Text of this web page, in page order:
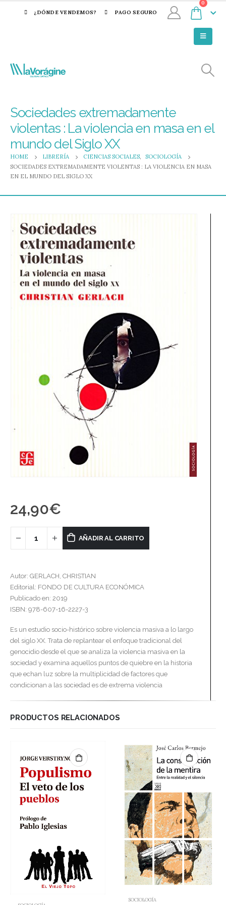
¿DÓNDE VENDEMOS? PAGO SEGURO
0
Sociedades extremadamente
violentas : La violencia en masa en el
mundo del Siglo XX
HOME LIBRERÍA CIENCIAS SOCIALES,
SOCIOLOGÍA
SOCIEDADES EXTREMADAMENTE VIOLENTAS : LA VIOLENCIA EN MASA
EN EL MUNDO DEL SIGLO XX
24,90€
AÑADIR AL CARRITO
Autor: GERLACH, CHRISTIAN
Editorial: FONDO DE CULTURA ECONÓMICA
Publicado en: 2019
ISBN: 978-607-16-2227-3
Es un estudio socio-histórico sobre violencia masiva a lo largo
del siglo XX. Trata de replantear el enfoque tradicional del
genocidio desde el que se analiza la violencia masiva en la
sociedad y examina aquellos puntos de quiebre en la historia
que echan luz sobre la multiplicidad de factores que
condicionan a las sociedad es de extrema violencia
PRODUCTOS RELACIONADOS
SOCIOLOGÍA